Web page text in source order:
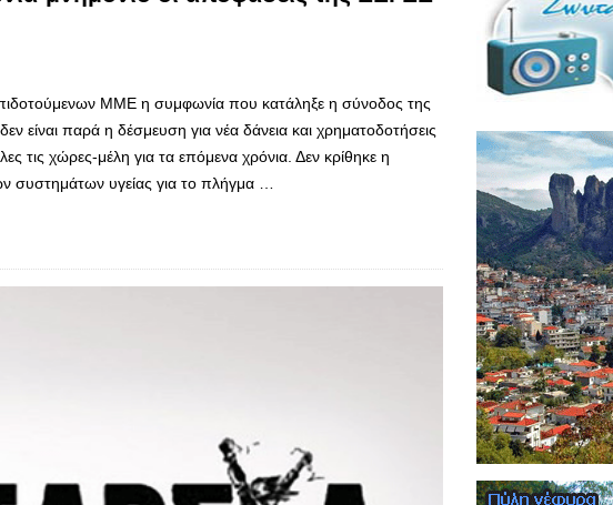
ΜΜΕ η συμφωνία που κατάληξε η σύνοδος της
είναι παρά η δέσμευση για νέα δάνεια και χρηματοδοτήσεις
τις χώρες-μέλη για τα επόμενα χρόνια. Δεν κρίθηκε η
συστημάτων υγείας για το πλήγμα …